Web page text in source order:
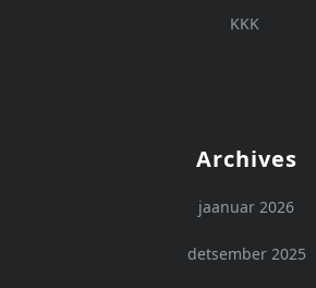
KKK
Archives
jaanuar 2026
detsember 2025